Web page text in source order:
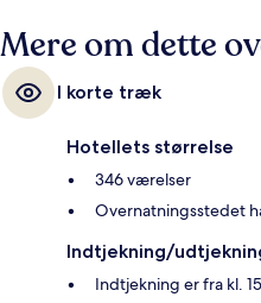
Mere om dette
I korte træk
Hotellets størrelse
346 værelser
Overnatningsstedet
Indtjekning/
Indtjekning er fra kl.